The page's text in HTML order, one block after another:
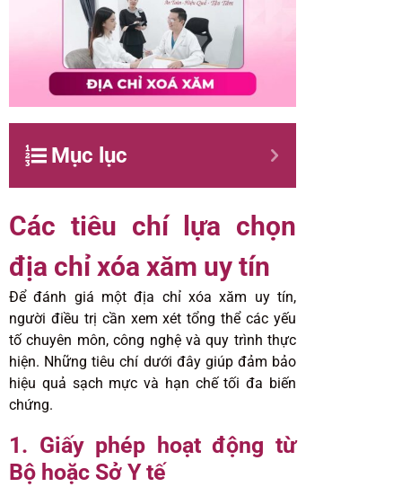
Mục lục
Các tiêu chí lựa chọn
địa chỉ xóa xăm uy tín
Để đánh giá một địa chỉ xóa xăm uy tín,
người điều trị cần xem xét tổng thể các yếu
tố chuyên môn, công nghệ và quy trình thực
hiện. Những tiêu chí dưới đây giúp đảm bảo
hiệu quả sạch mực và hạn chế tối đa biến
chứng.
1. Giấy phép hoạt động từ
Bộ hoặc Sở Y tế